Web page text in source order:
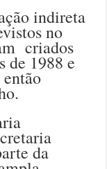
indireta
no
criados
de 1988 e
da